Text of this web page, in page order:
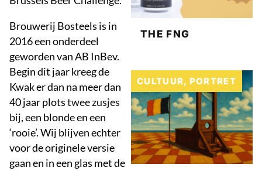
Brouwerij Bosteels is in
2016 een onderdeel
geworden van AB InBev.
Begin dit jaar kreeg de
Kwak er dan na meer dan
40 jaar plotstwee zusjes
bij, een blonde en een
‘rooie’. Wij blijven echter
voor de originele versie
gaan en in een glas met de
THE FNG
CULTUUR, PORTRET